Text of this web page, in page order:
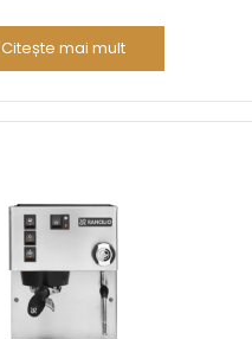
Citește mai mult